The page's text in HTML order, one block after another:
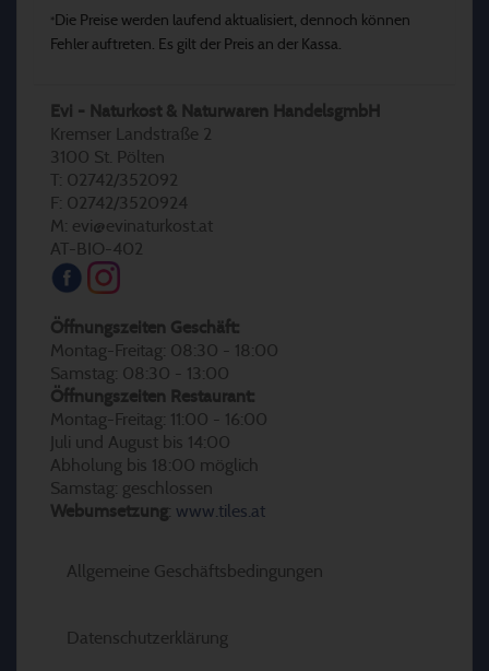
* Die Preise werden laufend aktualisiert, dennoch können
Fehler auftreten. Es gilt der Preis an der Kassa.
Evi - Naturkost & Naturwaren HandelsgmbH
Kremser Landstraße 2
3100 St. Pölten
T: 02742/352092
F: 02742/3520924
M: evi@evinaturkost.at
AT-BIO-402
Öffnungszeiten Geschäft:
Montag-Freitag: 08:30 - 18:00
Samstag: 08:30 - 13:00
Öffnungszeiten Restaurant:
Montag-Freitag: 11:00 - 16:00
Juli und August bis 14:00
Abholung bis 18:00 möglich
Samstag: geschlossen
Webumsetzung: www.tiles.at
Allgemeine Geschäftsbedingungen
Datenschutzerklärung